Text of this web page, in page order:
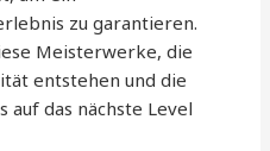
zu garantieren.
Meisterwerke, die
entstehen und die
auf das nächste Level